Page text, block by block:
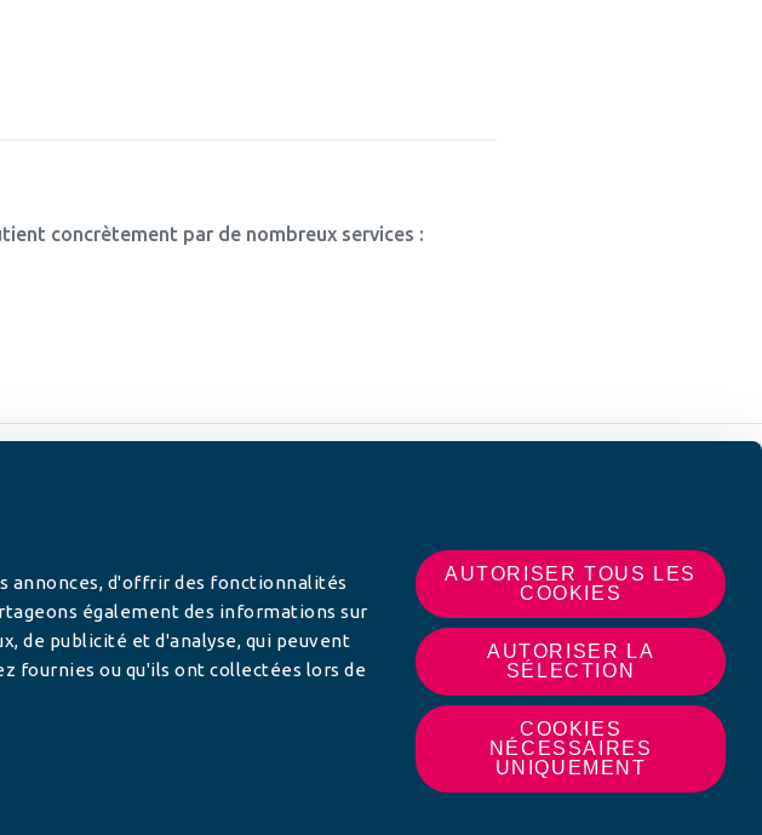
annonces, d'offrir des fonctionnalités
également des informations sur
de publicité et d'analyse, qui peuvent
fournies ou qu'ils ont collectées lors de
AUTORISER TOUS LES
COOKIES
AUTORISER LA
SÉLECTION
COOKIES
NÉCESSAIRES
UNIQUEMENT
concrètement par de nombreux services :